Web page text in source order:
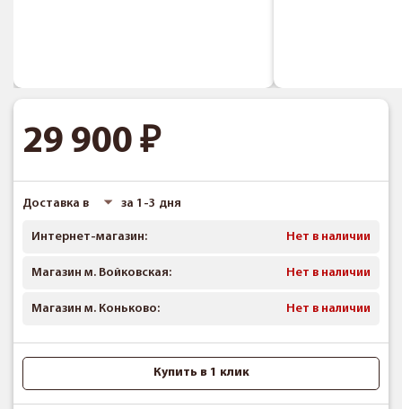
29 900
Доставка в за 1-3 дня
Интернет-магазин: Нет в наличии
Магазин м. Войковская: Нет в наличии
Магазин м. Коньково: Нет в наличии
Купить в 1 клик